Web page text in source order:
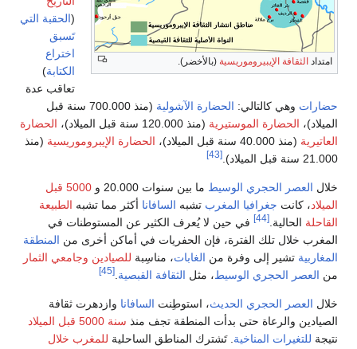
الثقافة الإيبيروموريسية(بالأخضر).
(الحقبة التي
تَسبق
اختراع
الكتابة)
تعاقب عدة
وهي كالتالي:الحضارة الآشولية
(منذ 700.000 سنة قبل
الحضارة الموستيرية(منذ 120.000 سنة قبل الميلاد)،
الحضارة
(منذ 40.000 سنة قبل الميلاد)، الحضارة الإيبروموريسية (منذ
الحجري الوسيط ما بين سنوات 20.000 و
5000 قبل
، كانتجغرافيا المغربتشبهالسافاناأكثر مما تشبه الطبيعة
الحالية.
في حين لا يُعرف الكثير عن المستوطنات في
خلال تلك الفترة، فإن الحفريات في أماكن أخرى من المنطقة
تشير إلى وفرة من الغابات، مناسِبةللصيادين وجامعي الثمار
الحجري الوسيط ، مثلالثقافة القبصية.
الحجري الحديث ، استوطِنت السافاناوازدهرت ثقافة
والرعاة حتى بدأت المنطقة تجف منذ سنة 5000 قبل الميلاد
المناخية. تَشترك المناطق الساحليةللمغرب خلال